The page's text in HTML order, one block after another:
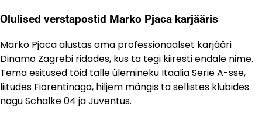
Olulised verstapostid Marko Pjaca karjääris
Marko Pjaca alustas oma professionaalset karjääri
Dinamo Zagrebi ridades, kus ta tegi kiiresti endale nime.
Tema esitused tõid talle ülemineku Itaalia Serie A-sse,
liitudes Fiorentinaga, hiljem mängis ta sellistes klubides
nagu Schalke 04 ja Juventus.